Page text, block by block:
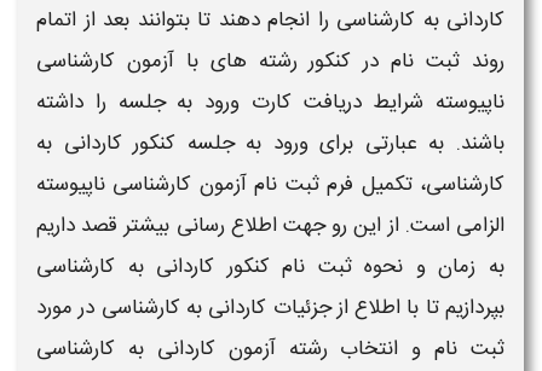
کاردانی به کارشناسی را انجام دهند تا بتوانند بعد از اتمام
روند ثبت نام در کنکور رشته های با آزمون کارشناسی
ناپیوسته شرایط دریافت کارت ورود به جلسه را داشته
باشند. به عبارتی برای ورود به جلسه کنکور کاردانی به
کارشناسی، تکمیل فرمثبت نام آزمون کارشناسی ناپیوسته
الزامی است. از این رو جهت اطلاع رسانی بیشتر قصد داریم
به زمان و نحوه ثبت نام کنکور کاردانی به کارشناسی
بپردازیم تا با اطلاع از جزئیات کاردانی به کارشناسی در مورد
ثبت نام و انتخاب رشته آزمون کاردانی به کارشناسی